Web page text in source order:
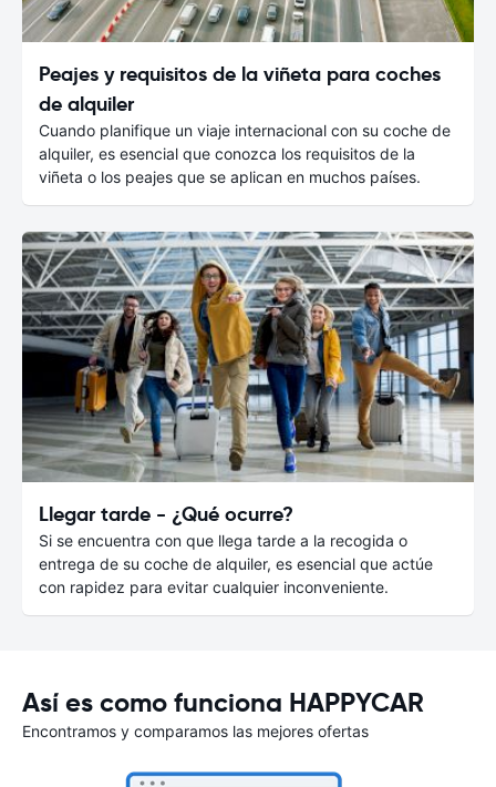
Peajes y requisitos de la viñeta para coches
de alquiler
Cuando planifique un viaje internacional con su coche de
alquiler, es esencial que conozca los requisitos de la
viñeta o los peajes que se aplican en muchos países.
Llegar tarde - ¿Qué ocurre?
Si se encuentra con que llega tarde a la recogida o
entrega de su coche de alquiler, es esencial que actúe
con rapidez para evitar cualquier inconveniente.
Así es como funciona HAPPYCAR
Encontramos y comparamos las mejores ofertas